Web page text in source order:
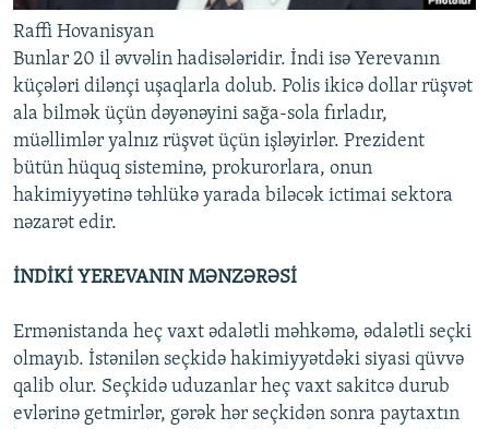
Raffi Hovanisyan
Bunlar 20 il əvvəlin hadisələridir. İndi isə Yerevanın
küçələri dilənçi uşaqlarla dolub. Polis ikicə dollar rüşvət
ala bilmək üçün dəyənəyini sağa-sola fırladır,
müəllimlər yalnız rüşvət üçün işləyirlər. Prezident
bütün hüquq sisteminə, prokurorlara, onun
hakimiyyətinə təhlükə yarada biləcək ictimai sektora
nəzarət edir.
İNDİKİ YEREVANIN MƏNZƏRƏSİ
Ermənistanda heç vaxt ədalətli məhkəmə, ədalətli seçki
olmayıb. İstənilən seçkidə hakimiyyətdəki siyasi qüvvə
qalib olur. Seçkidə uduzanlar heç vaxt sakitcə durub
evlərinə getmirlər, gərək hər seçkidən sonra paytaxtın